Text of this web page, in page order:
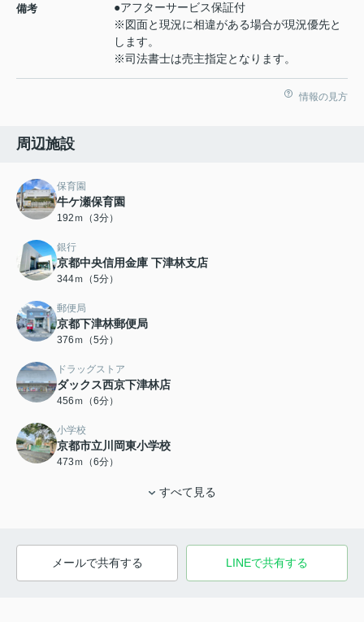
備考
●アフターサービス保証付
※図面と現況に相違がある場合が現況優先と
します。
※司法書士は売主指定となります。
情報の見方
周辺施設
保育園
牛ケ瀬保育園
192ｍ（3分）
銀行
京都中央信用金庫 下津林支店
344ｍ（5分）
郵便局
京都下津林郵便局
376ｍ（5分）
ドラッグストア
ダックス西京下津林店
456ｍ（6分）
小学校
京都市立川岡東小学校
473ｍ（6分）
すべて見る
メールで共有する LINEで共有する